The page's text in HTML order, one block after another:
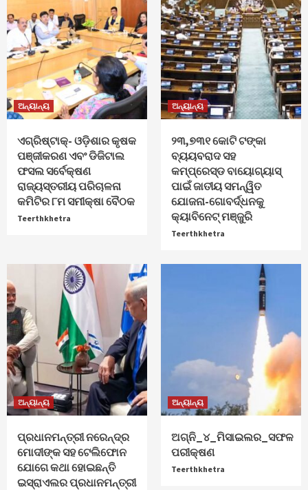
ଅନ୍ୟାନ୍ୟ
ଏଗ୍ରିଷ୍ଟାକ୍‌- ଓଡ଼ିଶାର କୃଷକ
ପଞ୍ଜୀକରଣ ଏବଂ ଡିଜିଟାଲ
ଫସଲ ସର୍ବେକ୍ଷଣ
ରାଜ୍ୟସ୍ତରୀୟ ପରିଚାଳନା
କମିଟିର ୮ମ ସମୀକ୍ଷା ବୈଠକ
Teerthkhetra
ଅନ୍ୟାନ୍ୟ
୨୩,୭୩୧ କୋଟି ଟଙ୍କା
ବ୍ୟୟବରାଦ ସହ
କମ୍ପ୍ରେସ୍ଡ ବାୟୋଗ୍ୟାସ୍
ପାଇଁ ଜାତୀୟ ସମନ୍ୱିତ
ଯୋଜନା-ଗୋବର୍ଦ୍ଧନକୁ
କ୍ୟାବିନେଟ୍‌ ମଞ୍ଜୁରି
Teerthkhetra
ଅନ୍ୟାନ୍ୟ
ପ୍ରଧାନମନ୍ତ୍ରୀ ନରେନ୍ଦ୍ର
ମୋଦୀଙ୍କ ସହ ଟେଲିଫୋନ
ଯୋଗେ କଥା ହୋଇଛନ୍ତି
ଇସ୍ରାଏଲର ପ୍ରଧାନମନ୍ତ୍ରୀ
ଅନ୍ୟାନ୍ୟ
ଅଗ୍ନି_୪_ମିସାଇଲର_ସଫଳ
ପରୀକ୍ଷଣ
Teerthkhetra